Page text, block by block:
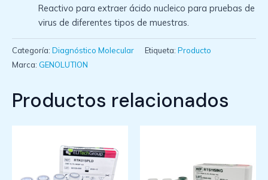
Reactivo para extraer ácido nucleico para pruebas de
virus de diferentes tipos de muestras.
Categoría: Diagnóstico Molecular Etiqueta: Producto
Marca: GENOLUTION
Productos relacionados